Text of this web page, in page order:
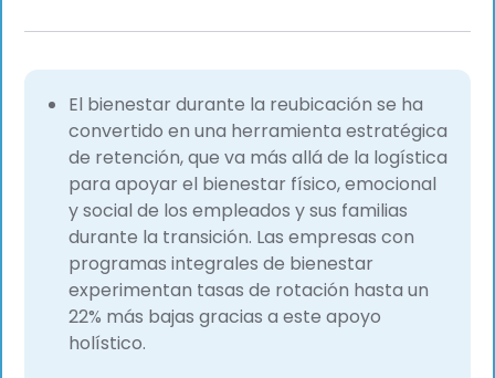
El bienestar durante la reubicación se ha
convertido en una herramienta estratégica
de retención, que va más allá de la logística
para apoyar el bienestar físico, emocional
y social de los empleados y sus familias
durante la transición. Las empresas con
programas integrales de bienestar
experimentan tasas de rotación hasta un
22% más bajas gracias a este apoyo
holístico.